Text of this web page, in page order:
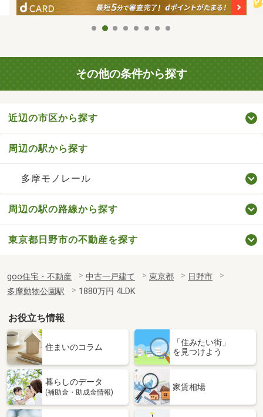
その他の条件から探す
近辺の市区から探す
周辺の駅から探す
多摩モノレール
周辺の駅の路線から探す
東京都日野市の不動産を探す
goo住宅・不動産 中古一戸建て 東京都
日野市
多摩動物公園駅
1880万円 4LDK
お役立ち情報
住まいのコラム
「住みたい街」
を見つけよう
暮らしのデータ
(補助金・助成金情報)
家賃相場